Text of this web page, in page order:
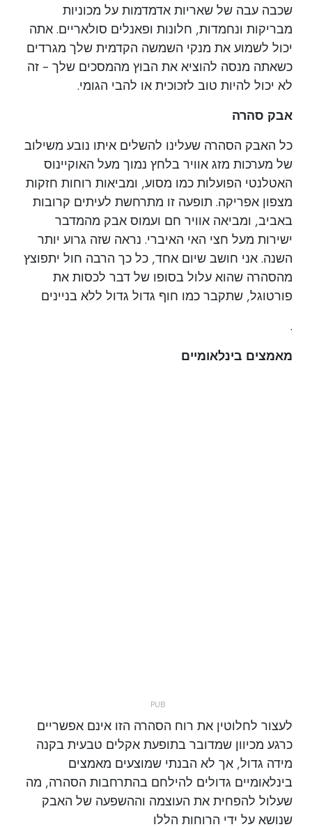
שכבה עבה של שאריות אדמדמות על מכוניות
מבריקות ונחמדות, חלונות ופאנלים סולאריים. אתה
יכול לשמוע את מנקי השמשה הקדמית שלך מגרדים
כשאתה מנסה להוציא את הבוץ מהמסכים שלך - זה
לא יכול להיות טוב לזכוכית או להבי הגומי.
אבק סהרה
כל האבק הסהרה שעלינו להשלים איתו נובע משילוב
של מערכות מזג אוויר בלחץ נמוך מעל האוקיינוס
האטלנטי הפועלות כמו מסוע, ומביאות רוחות חזקות
מצפון אפריקה. תופעה זו מתרחשת לעיתים קרובות
באביב, ומביאה אוויר חם ועמוס אבק מהמדבר
ישירות מעל חצי האי האיברי. נראה שזה גרוע יותר
השנה. אני חושב שיום אחד, כל כך הרבה חול יתפוצץ
מהסהרה שהוא עלול בסופו של דבר לכסות את
פורטוגל, שתקבר כמו חוף גדול גדול ללא בניינים
.
מאמצים בינלאומיים
לעצור לחלוטין את רוח הסהרה הזו אינם אפשריים
כרגע מכיוון שמדובר בתופעת אקלים טבעית בקנה
מידה גדול, אך לא הבנתי שמוצעים מאמצים
בינלאומיים גדולים להילחם בהתרחבות הסהרה, מה
שעלול להפחית את העוצמה וההשפעה של האבק
שנושא על ידי הרוחות הללו